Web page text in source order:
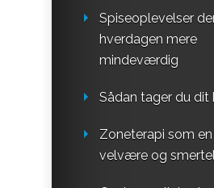
Spiseoplevelser
hverdagen mere
mindeværdig
Sådan tager du dit
Zoneterapi som
velvære og